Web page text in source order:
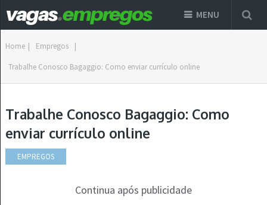
MENU
Home | Empregos |
Trabalhe Conosco Bagaggio: Como enviar currículo online
Trabalhe Conosco Bagaggio: Como
enviar currículo online
EMPREGOS
Continua após publicidade